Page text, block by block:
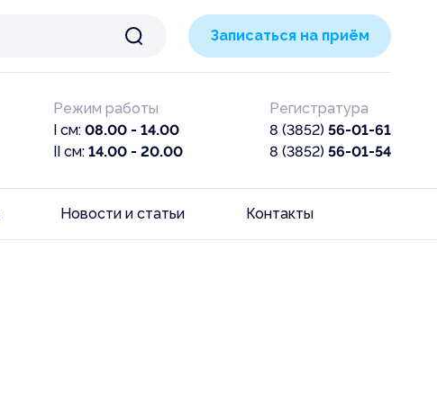
Записаться на приём
Режим работы
I см: 08.00 - 14.00
II см: 14.00 - 20.00
Регистратура
8 (3852) 56-01-61
8 (3852) 56-01-54
Новости и статьи Контакты